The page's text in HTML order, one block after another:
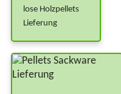
lose Holzpellets
Lieferung